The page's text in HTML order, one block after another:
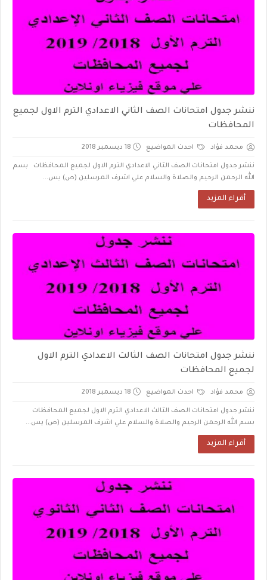
ننشر جدول امتحانات الصف الثاني الاعدادي الترم الاول لجميع
المحافظات
محمد فؤاد احدث المواضيع 18 ديسمبر 2018
ننشر جدول امتحانات الصف الثاني الاعدادي الترم الاول لجميع المحافظات بسم
الله الرحمن الرحيم والصلاة والسلام علي اشرف المرسلين (ص) يس...
أقراء المزيد
ننشر جدول امتحانات الصف الثالث الاعدادي الترم الاول
لجميع المحافظات
محمد فؤاد احدث المواضيع 18 ديسمبر 2018
ننشر جدول امتحانات الصف الثالث الاعدادي الترم الاول لجميع المحافظات
بسم الله الرحمن الرحيم والصلاة والسلام علي اشرف المرسلين (ص) يس...
أقراء المزيد